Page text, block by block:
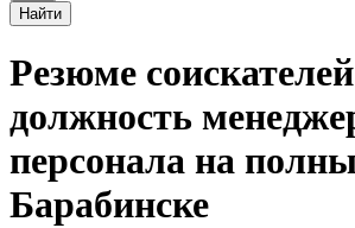
Найти
Резюме
должность
персонала на
Барабинске